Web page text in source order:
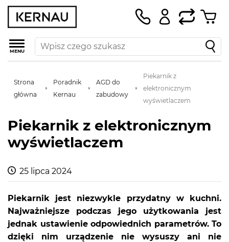
MENU
Strona
główna
Poradnik
Kernau
AGD do
zabudowy
Piekarnik z
elektronicznym
wyświetlaczem
Piekarnik z elektronicznym
wyświetlaczem
25 lipca 2024
Piekarnik jest niezwykle przydatny w kuchni.
Najważniejsze podczas jego użytkowania jest
jednak ustawienie odpowiednich parametrów. To
dzięki nim urządzenie nie wysuszy ani nie